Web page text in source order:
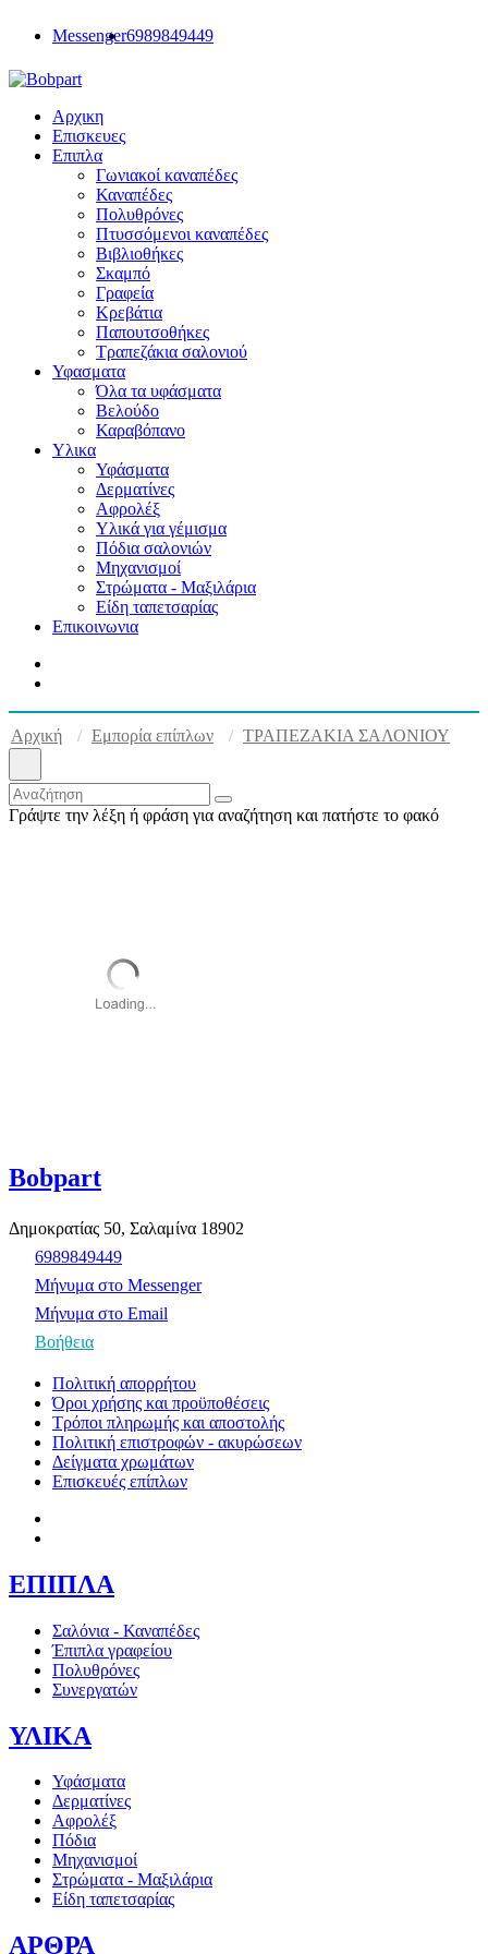
Messenger6989849449
Αρχικη
Επισκευες
Επιπλα
Γωνιακοί καναπέδες
Καναπέδες
Πολυθρόνες
Πτυσσόμενοι καναπέδες
Βιβλιοθήκες
Σκαμπό
Γραφεία
Κρεβάτια
Παπουτσοθήκες
Τραπεζάκια σαλονιού
Υφασματα
Όλα τα υφάσματα
Βελούδο
Καραβόπανο
Υλικα
Υφάσματα
Δερματίνες
Αφρολέξ
Υλικά για γέμισμα
Πόδια σαλονιών
Μηχανισμοί
Στρώματα - Μαξιλάρια
Είδη ταπετσαρίας
Επικοινωνια
Αρχική Εμπορία επίπλων ΤΡΑΠΕΖΑΚΙΑ ΣΑΛΟΝΙΟΥ
Γράψτε την λέξη ή φράση για αναζήτηση και πατήστε το φακό
Bobpart
Δημοκρατίας 50, Σαλαμίνα 18902
6989849449
Μήνυμα στο Messenger
Μήνυμα στο Email
Βοήθεια
Πολιτική απορρήτου
Όροι χρήσης και προϋποθέσεις
Τρόποι πληρωμής και αποστολής
Πολιτική επιστροφών - ακυρώσεων
Δείγματα χρωμάτων
Επισκευές επίπλων
ΕΠΙΠΛΑ
Σαλόνια - Καναπέδες
Έπιπλα γραφείου
Πολυθρόνες
Συνεργατών
ΥΛΙΚΑ
Υφάσματα
Δερματίνες
Αφρολέξ
Πόδια
Μηχανισμοί
Στρώματα - Μαξιλάρια
Είδη ταπετσαρίας
ΑΡΘΡΑ